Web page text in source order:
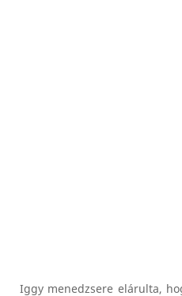
Iggy menedzsere elárulta,